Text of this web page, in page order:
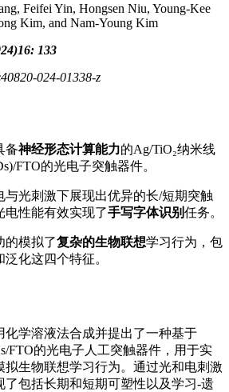
Feifei Yin, Hongsen Niu, Young-Kee
Kim, and Nam-Young Kim
133
024-01338-z
备神经形态计算能力的Ag/TiO₂纳米线
FTO的光电子突触器件。
与光刺激下展现出优异的长/短期突触
电性能有效实现了手写字体识别任务。
的模拟了复杂的生物联想学习行为，包
化这四个特征。
化学溶液法合成并提出了一种基于
FTO的光电子人工突触器件，用于实
拟生物联想学习行为。通过光和电刺激
了包括长期和短期可塑性以及学习-遗